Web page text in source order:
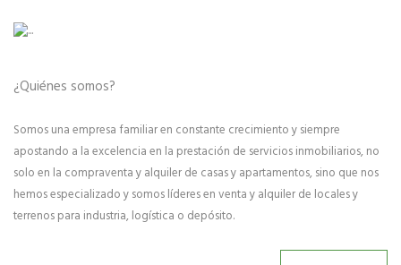
¿Quiénes somos?
Somos una empresa familiar en constante crecimiento y siempre
apostando a la excelencia en la prestación de servicios inmobiliarios, no
solo en la compraventa y alquiler de casas y apartamentos, sino que nos
hemos especializado y somos líderes en venta y alquiler de locales y
terrenos para industria, logística o depósito.